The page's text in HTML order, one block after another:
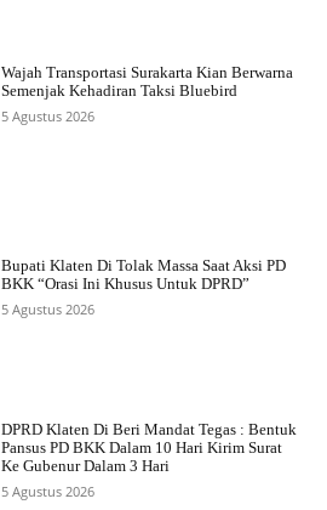
Wajah Transportasi Surakarta Kian Berwarna
Semenjak Kehadiran Taksi Bluebird
5 Agustus 2026
Bupati Klaten Di Tolak Massa Saat Aksi PD
BKK “Orasi Ini Khusus Untuk DPRD”
5 Agustus 2026
DPRD Klaten Di Beri Mandat Tegas : Bentuk
Pansus PD BKK Dalam 10 Hari Kirim Surat
Ke Gubenur Dalam 3 Hari
5 Agustus 2026